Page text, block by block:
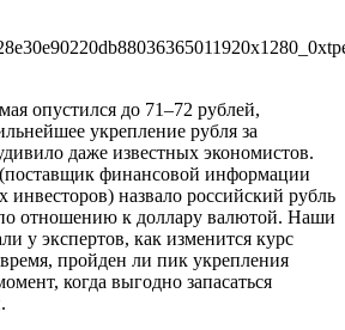
опустился до 71–72 рублей,
укрепление рубля за
даже известных экономистов.
финансовой информации
инвесторов) назвало российский рубль
отношению к доллару валютой. Наши
у экспертов, как изменится курс
пройден ли пик укрепления
когда выгодно запасаться